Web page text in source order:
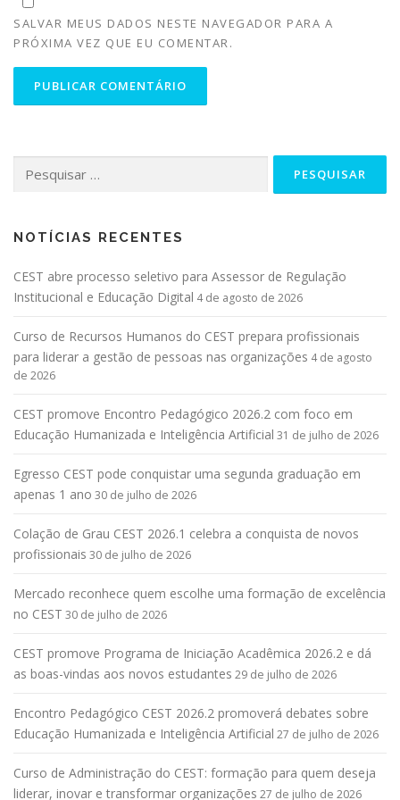
SALVAR MEUS DADOS NESTE NAVEGADOR PARA A
PRÓXIMA VEZ QUE EU COMENTAR.
NOTÍCIAS RECENTES
CEST abre processo seletivo para Assessor de Regulação
Institucional e Educação Digital 4 de agosto de 2026
Curso de Recursos Humanos do CEST prepara profissionais
para liderar a gestão de pessoas nas organizações 4 de agosto
de 2026
CEST promove Encontro Pedagógico 2026.2 com foco em
Educação Humanizada e Inteligência Artificial 31 de julho de 2026
Egresso CEST pode conquistar uma segunda graduação em
apenas 1 ano 30 de julho de 2026
Colação de Grau CEST 2026.1 celebra a conquista de novos
profissionais 30 de julho de 2026
Mercado reconhece quem escolhe uma formação de excelência
no CEST 30 de julho de 2026
CEST promove Programa de Iniciação Acadêmica 2026.2 e dá
as boas-vindas aos novos estudantes 29 de julho de 2026
Encontro Pedagógico CEST 2026.2 promoverá debates sobre
Educação Humanizada e Inteligência Artificial 27 de julho de 2026
Curso de Administração do CEST: formação para quem deseja
liderar, inovar e transformar organizações 27 de julho de 2026